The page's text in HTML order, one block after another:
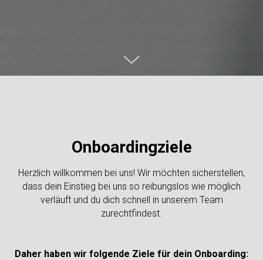
Onboardingziele
Herzlich willkommen bei uns! Wir möchten sicherstellen,
dass dein Einstieg bei uns so reibungslos wie möglich
verläuft und du dich schnell in unserem Team
zurechtfindest.
Daher haben wir folgende Ziele für dein Onboarding: